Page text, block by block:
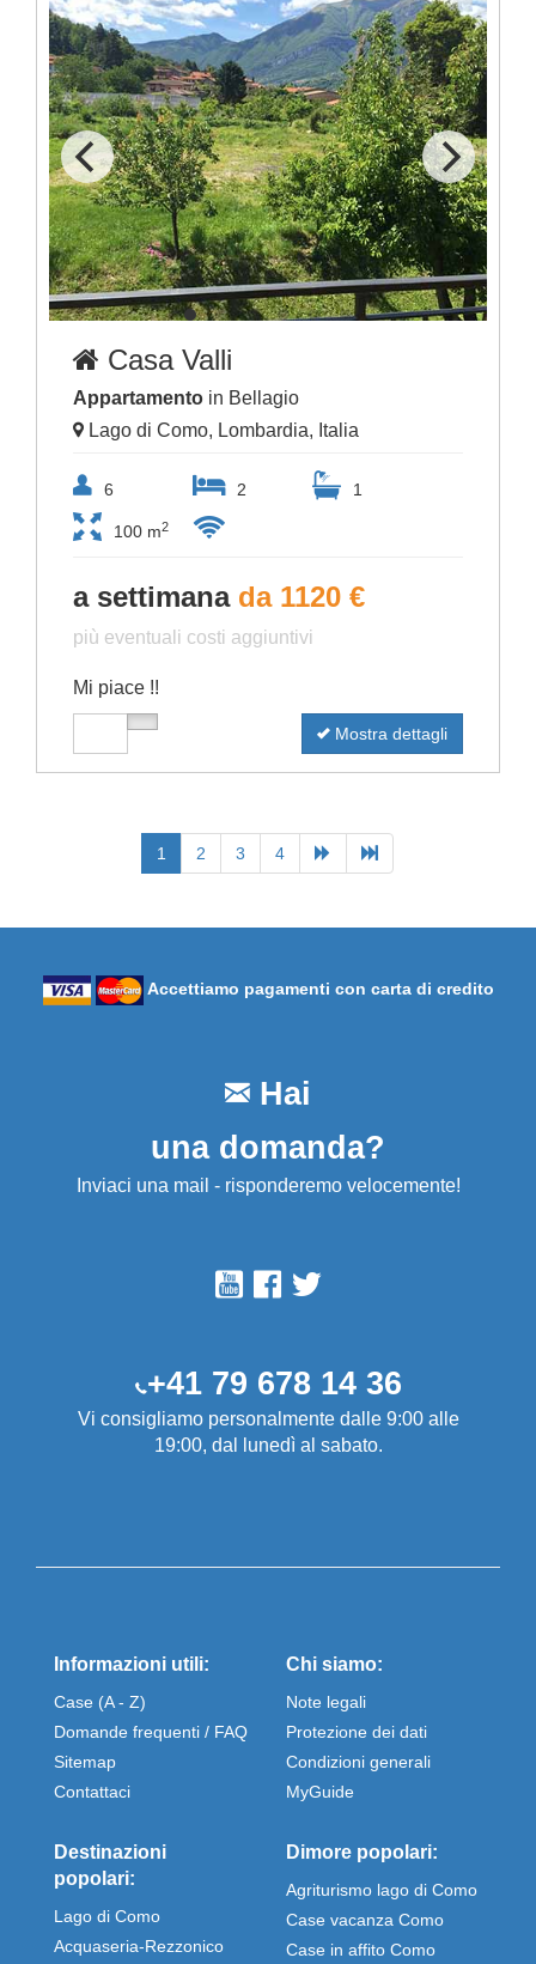
Casa Valli
Appartamento in Bellagio
Lago di Como, Lombardia, Italia
6 2 1
100 m2
a settimana da 1120 €
più eventuali costi aggiuntivi
Mi piace !!
Mostra dettagli
1 2 3 4
Accettiamo pagamenti con carta di credito
Hai
una domanda?
Inviaci una mail - risponderemo velocemente!
+41 79 678 14 36
Vi consigliamo personalmente dalle 9:00 alle
19:00, dal lunedì al sabato.
Informazioni utili:
Case (A - Z)
Domande frequenti / FAQ
Sitemap
Contattaci
Chi siamo:
Note legali
Protezione dei dati
Condizioni generali
MyGuide
Destinazioni
popolari:
Lago di Como
Acquaseria-Rezzonico
Dimore popolari:
Agriturismo lago di Como
Case vacanza Como
Case in affito Como